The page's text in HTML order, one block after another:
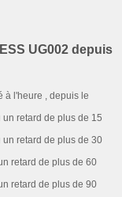
UG002 depuis
à l'heure , depuis le
retard de plus de 15
un retard de plus de 30
retard de plus de 60
retard de plus de 90